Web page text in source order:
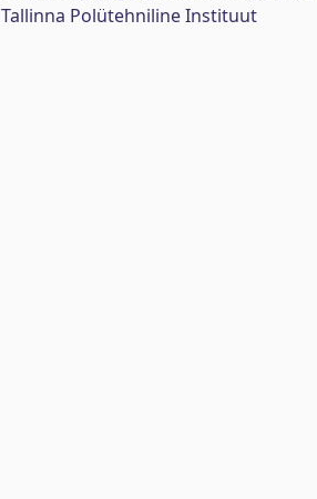
Tallinna Polütehniline Instituut